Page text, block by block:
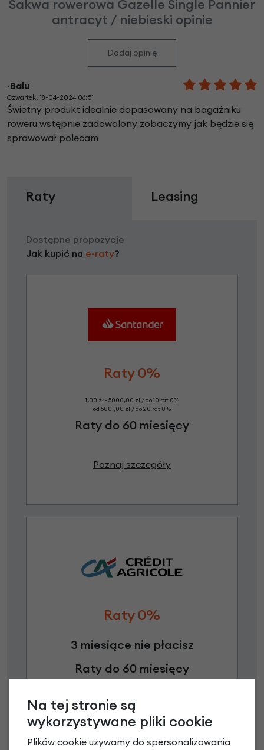
Sakwa rowerowa Gazelle Single Pannier
antracyt / niebieski opinie
Dodaj opinię
~Balu
Czwartek, 18-04-2024 06:51
Świetny produkt idealnie dopasowany na bagażniku
roweru wstępnie zadowolony zobaczymy jak będzie się
sprawował polecam
Raty Leasing
Dostępne propozycje
Jak kupić na e-raty?
Raty 0%
1,00 zł - 5000,00 zł / do 10 rat 0%
od 5001,00 zł / do 20 rat 0%
Raty do 60 miesięcy
Poznaj szczegóły
Raty 0%
3 miesiące nie płacisz
Raty do 60 miesięcy
Poznaj szczegóły
Na tej stronie są
wykorzystywane pliki cookie
Plików cookie używamy do spersonalizowania